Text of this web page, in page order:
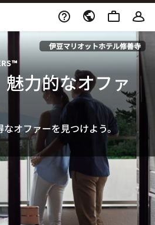
Bonvoy
力的なオファ
オファーを見つけよう。
伊豆マリオットホテル修善寺